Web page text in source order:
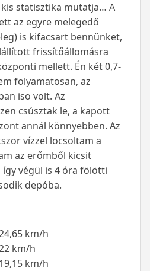
statisztika mutatja… A
az egyre melegedő
is kifacsart bennünket,
frissítőállomásra
mellett. Én két 0,7-
folyamatosan, az
iso volt. Az
csúsztak le, a kapott
annál könnyebben. Az
vízzel locsoltam a
az erőmből kicsit
végül is 4 óra fölötti
depóba.
km/h
km/h
km/h